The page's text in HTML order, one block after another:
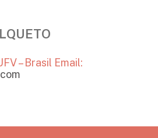
– Brasil Email: